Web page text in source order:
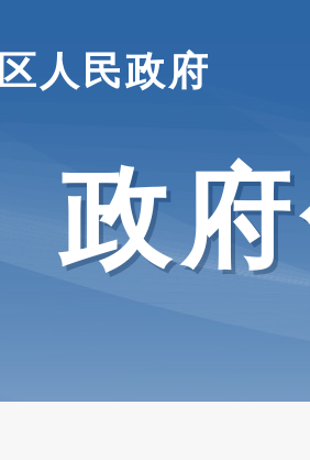
人民政府
政